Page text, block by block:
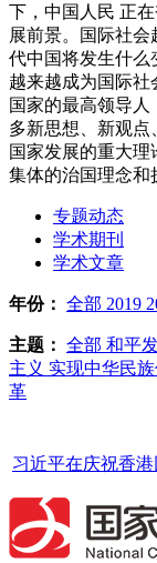
下，中国人民 正
展前景。国际社会
代中国将发生什么
越来越成为国际社
国家的最高领导
多新思想、新观点
国家发展的重大
集体的治国理念和
专题动态
学术期刊
学术文章
年份： 全部 2019
主题： 全部 和平
主义 实现中华民
革
习近平在庆祝香